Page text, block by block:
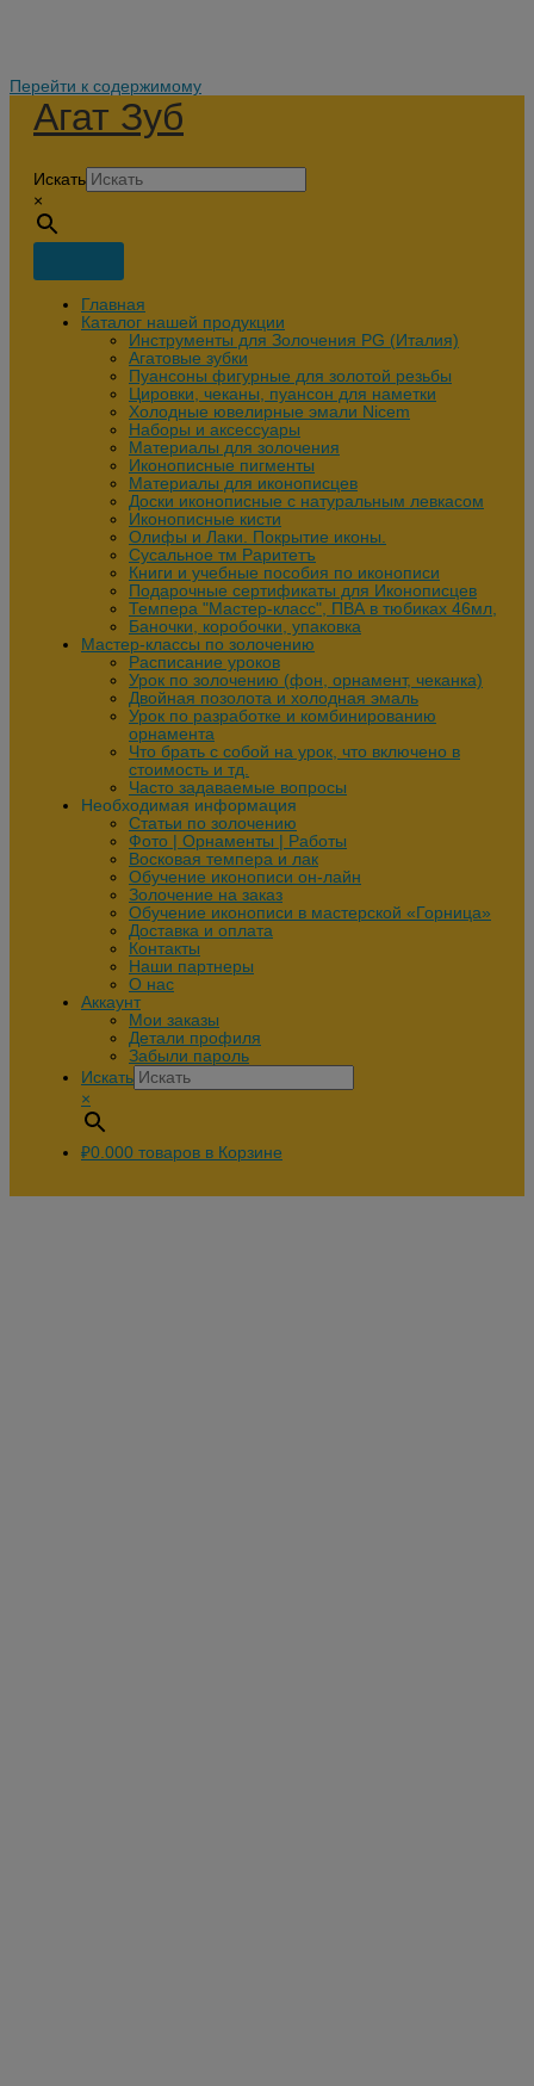
Перейти к содержимому
Агат Зуб
Искать
×
Главная
Каталог нашей продукции
Инструменты для Золочения PG (Италия)
Агатовые зубки
Пуансоны фигурные для золотой резьбы
Цировки, чеканы, пуансон для наметки
Холодные ювелирные эмали Nicem
Наборы и аксессуары
Материалы для золочения
Иконописные пигменты
Материалы для иконописцев
Доски иконописные с натуральным левкасом
Иконописные кисти
Олифы и Лаки. Покрытие иконы.
Сусальное тм Раритетъ
Книги и учебные пособия по иконописи
Подарочные сертификаты для Иконописцев
Темпера "Мастер-класс", ПВА в тюбиках 46мл,
Баночки, коробочки, упаковка
Мастер-классы по золочению
Расписание уроков
Урок по золочению (фон, орнамент, чеканка)
Двойная позолота и холодная эмаль
Урок по разработке и комбинированию
орнамента
Что брать с собой на урок, что включено в
стоимость и тд.
Часто задаваемые вопросы
Необходимая информация
Статьи по золочению
Фото | Орнаменты | Работы
Восковая темпера и лак
Обучение иконописи он-лайн
Золочение на заказ
Обучение иконописи в мастерской «Горница»
Доставка и оплата
Контакты
Наши партнеры
О нас
Аккаунт
Мои заказы
Детали профиля
Забыли пароль
Искать
×
₽0.000 товаров в Корзине